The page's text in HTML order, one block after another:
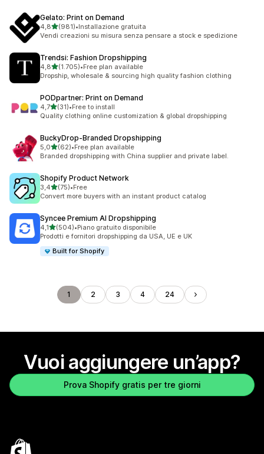
Gelato: Print on Demand
4,8stelle su 5
(981)
981 recensioni totali
•Installazione gratuita
Vendi creazioni su misura senza pensare a stock e spedizione
Trendsi: Fashion Dropshipping
4,8stelle su 5
(1.705)
1705 recensioni totali
•Free plan available
Dropship, wholesale & sourcing high quality fashion clothing
PODpartner: Print on Demand
4,7stelle su 5
(31)
31 recensioni totali
•Free to install
Quality clothing online customization & global dropshipping
BuckyDrop‑Branded Dropshipping
5,0stelle su 5
(62)
62 recensioni totali
•Free plan available
Branded dropshipping with China supplier and private label.
Shopify Product Network
3,4stelle su 5
(75)
75 recensioni totali
•Free
Convert more buyers with an instant product catalog
Syncee Premium AI Dropshipping
4,1stelle su 5
(504)
504 recensioni totali
•Piano gratuito disponibile
Prodotti e fornitori dropshipping da USA, UE e UK
Built for Shopify
1 2 3 4 24
Vuoi aggiungere un’app?
Prova Shopify gratis per tre giorni